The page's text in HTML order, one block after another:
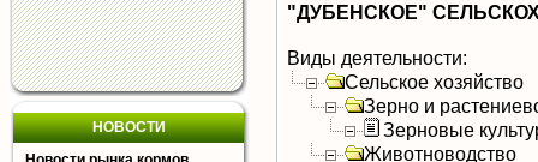
НОВОСТИ
"ДУБЕНСКОЕ"
Виды деятельности:
Сельское хозяйство
Зерно и
Зерновые
Животноводство